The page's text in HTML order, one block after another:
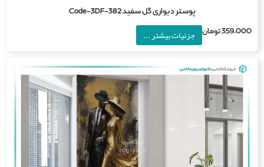
پوستر دیواری گل سفید Code-3DF-382
تومان جزئیات بیشتر ...